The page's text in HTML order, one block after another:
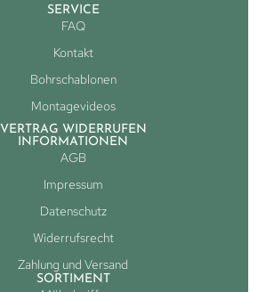
SERVICE
FAQ
Kontakt
Bohrschablonen
Montagevideos
VERTRAG WIDERRUFEN
INFORMATIONEN
AGB
Impressum
Datenschutz
Widerrufsrecht
Zahlung und Versand
SORTIMENT